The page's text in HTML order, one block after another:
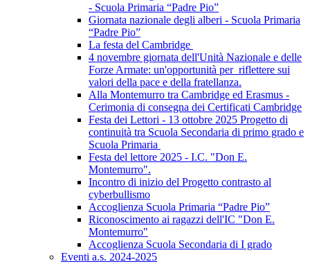
- Scuola Primaria “Padre Pio”
Giornata nazionale degli alberi - Scuola Primaria
“Padre Pio”
La festa del Cambridge
4 novembre giornata dell'Unità Nazionale e delle
Forze Armate: un'opportunità per riflettere sui
valori della pace e della fratellanza.
Alla Montemurro tra Cambridge ed Erasmus -
Cerimonia di consegna dei Certificati Cambridge
Festa dei Lettori - 13 ottobre 2025 Progetto di
continuità tra Scuola Secondaria di primo grado e
Scuola Primaria
Festa del lettore 2025 - I.C. "Don E.
Montemurro".
Incontro di inizio del Progetto contrasto al
cyberbullismo
Accoglienza Scuola Primaria “Padre Pio”
Riconoscimento ai ragazzi dell'IC "Don E.
Montemurro"
Accoglienza Scuola Secondaria di I grado
Eventi a.s. 2024-2025